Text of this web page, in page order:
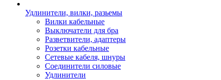
Удлинители, вилки, разьемы
Вилки кабельные
Выключатели для бра
Разветвители, адаптеры
Розетки кабельные
Сетевые кабеля, шнуры
Соединители силовые
Удлинители